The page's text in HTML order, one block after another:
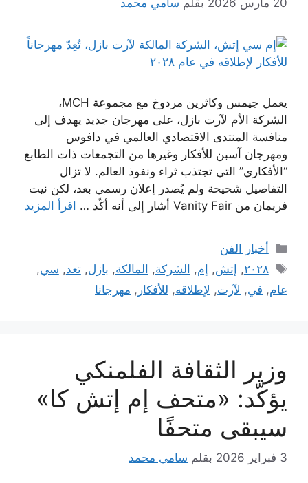
يعمل جيمس وكاثرين مردوخ مع مجموعة MCH،
الشركة الأم لآرت بازل، على مهرجان جديد يهدف إلى
منافسة المنتدى الاقتصادي العالمي في دافوس
ومهرجان آسبن للأفكار وغيرها من التجمعات ذات الطابع
“الأفكاري” التي تجتذب ثراء ونفوذ العالم. لا تزال
التفاصيل شحيحة ولم يُصدر إعلان رسمي بعد، لكن نيت
فريمان من Vanity Fair أشار إلى أنه أكّد …
اقرأ المزيد
التصنيفات
أخبار الفن
الوسوم
٢٠٢٨, إتش, إم, الشركة, المالكة, بازل,تعد, سي,
عام, في, لآرت, لإطلاقه, للأفكار , مهرجانا
وزير الثقافة الفلمنكي
يؤكّد: «متحف إم إتش كا»
سيبقى متحفًا
3 فبراير 2026 بقلم سامي محمد